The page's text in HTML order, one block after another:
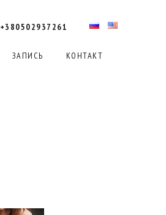
+380502937261
ЗАПИСЬ КОНТАКТ